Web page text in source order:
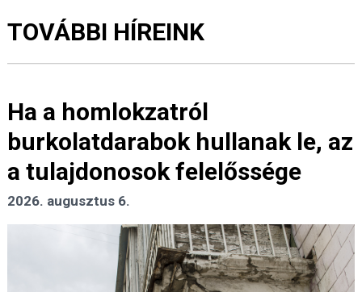
TOVÁBBI HÍREINK
Ha a homlokzatról
burkolatdarabok hullanak le, az
a tulajdonosok felelőssége
2026. augusztus 6.